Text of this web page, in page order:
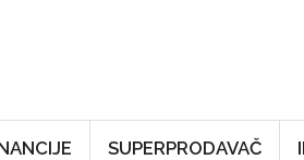
SUPERPRODAVAČ